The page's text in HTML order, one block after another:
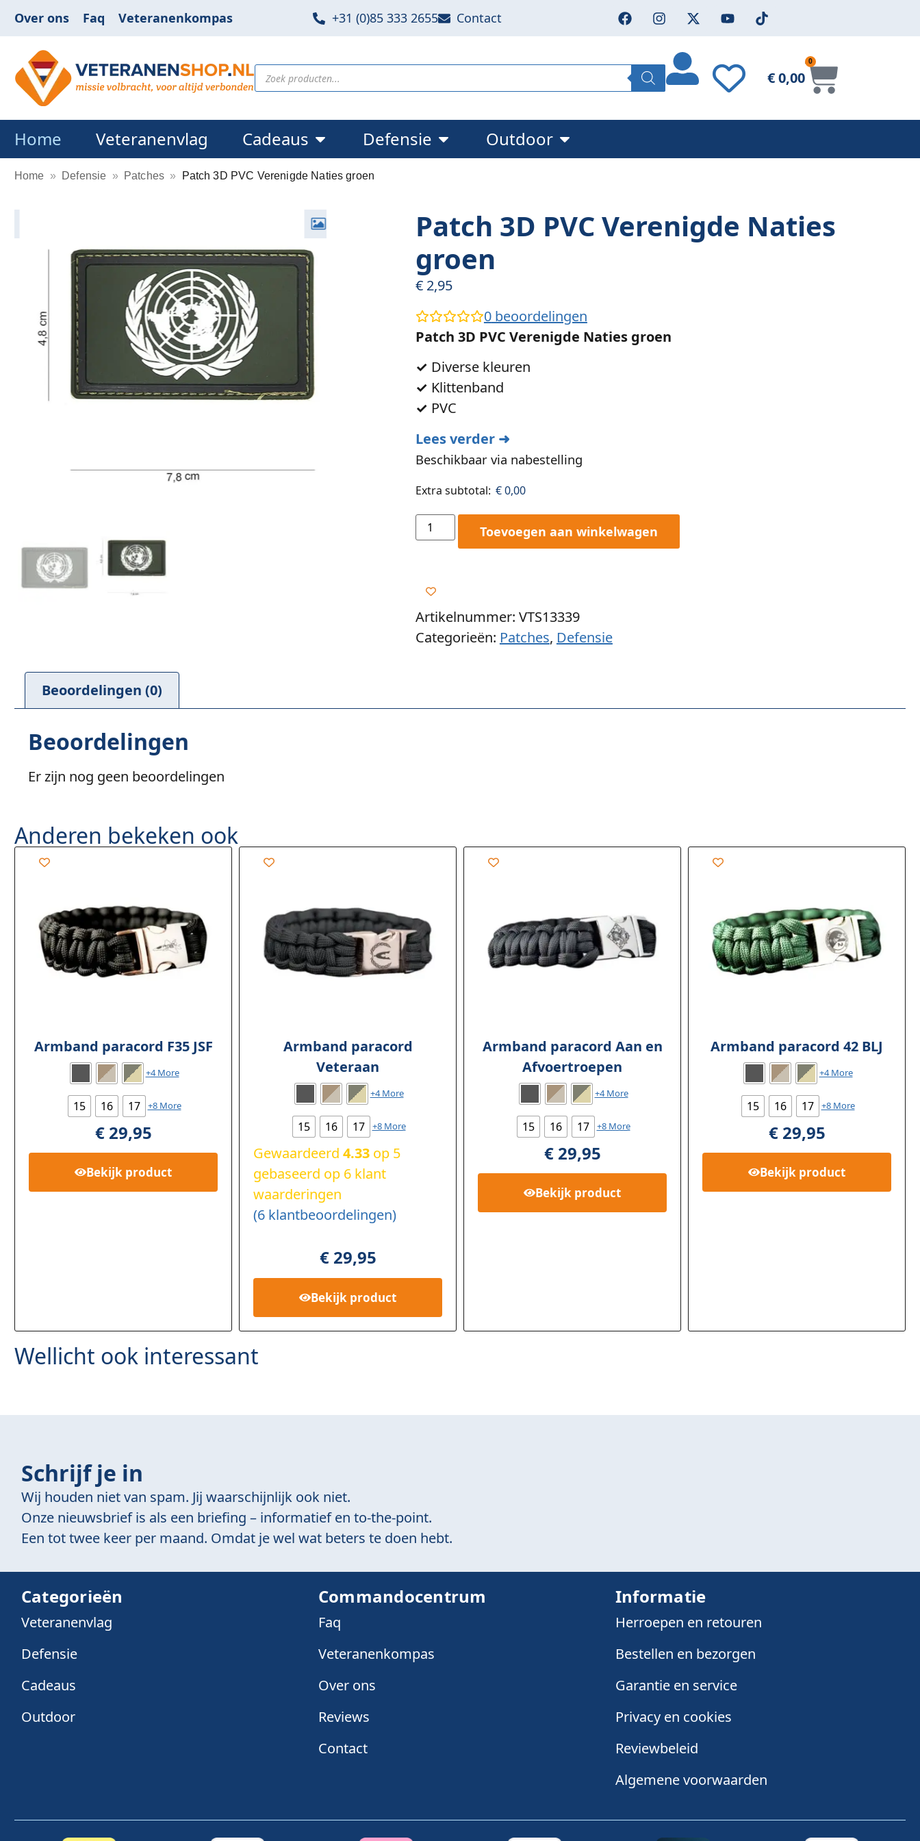
Over ons Faq Veteranenkompas +31 (0)85 333 2655 Contact
€0,00
0
Home Veteranenvlag Cadeaus Defensie Outdoor
Home » Defensie » Patches » Patch 3D PVC Verenigde Naties groen
Patch 3D PVC Verenigde Naties
groen
€2,95
0beoordelingen
Patch 3D PVC Verenigde Naties groen
✓ Diverse kleuren
✓ Klittenband
✓ PVC
Lees verder ➜
Beschikbaar via nabestelling
Extra subtotal: €0,00
Toevoegen aan winkelwagen
Artikelnummer: VTS13339
Categorieën: Patches, Defensie
Beoordelingen (0)
Beoordelingen
Er zijn nog geen beoordelingen
Anderen bekeken ook
Armband paracord F35 JSF
+4 More
15 16 17 +8 More
€29,95
Bekijk product
Armband paracord
Veteraan
+4 More
15 16 17 +8 More
Gewaardeerd 4.33 op 5
gebaseerd op 6 klant
waarderingen
(6 klantbeoordelingen)
€29,95
Bekijk product
Armband paracord Aan en
Afvoertroepen
+4 More
15 16 17 +8 More
€29,95
Bekijk product
Armband paracord 42 BLJ
+4 More
15 16 17 +8 More
€29,95
Bekijk product
Wellicht ook interessant
Schrijf je in
Wij houden niet van spam. Jij waarschijnlijk ook niet.
Onze nieuwsbrief is als een briefing – informatief en to-the-point.
Een tot twee keer per maand. Omdat je wel wat beters te doen hebt.
Categorieën
Veteranenvlag
Defensie
Cadeaus
Outdoor
Commandocentrum
Faq
Veteranenkompas
Over ons
Reviews
Contact
Informatie
Herroepen en retouren
Bestellen en bezorgen
Garantie en service
Privacy en cookies
Reviewbeleid
Algemene voorwaarden